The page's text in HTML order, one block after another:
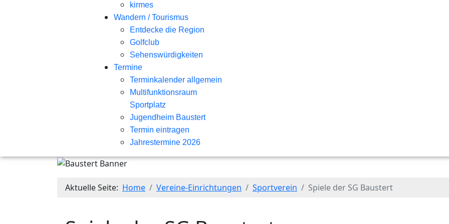
kirmes
Wandern / Tourismus
Entdecke die Region
Golfclub
Sehenswürdigkeiten
Termine
Terminkalender allgemein
Multifunktionsraum
Sportplatz
Jugendheim Baustert
Termin eintragen
Jahrestermine 2026
Aktuelle Seite: Home Vereine-Einrichtungen Sportverein Spiele der SG Baustert